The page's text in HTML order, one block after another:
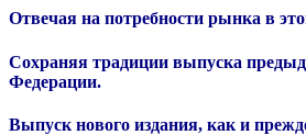
Отвечая на потребности рынка в
Сохраняя традиции выпуска
Федерации.
Выпуск нового издания, как и